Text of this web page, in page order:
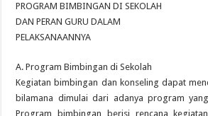
PROGRAM BIMBINGAN DI SEKOLAH
DAN PERAN GURU DALAM
PELAKSANAANNYA
A. Program Bimbingan di Sekolah
Kegiatan bimbingan dan konseling dapat
bilamana dimulai dari adanya program
Program bimbingan berisi rencana